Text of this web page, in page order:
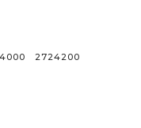
2724200